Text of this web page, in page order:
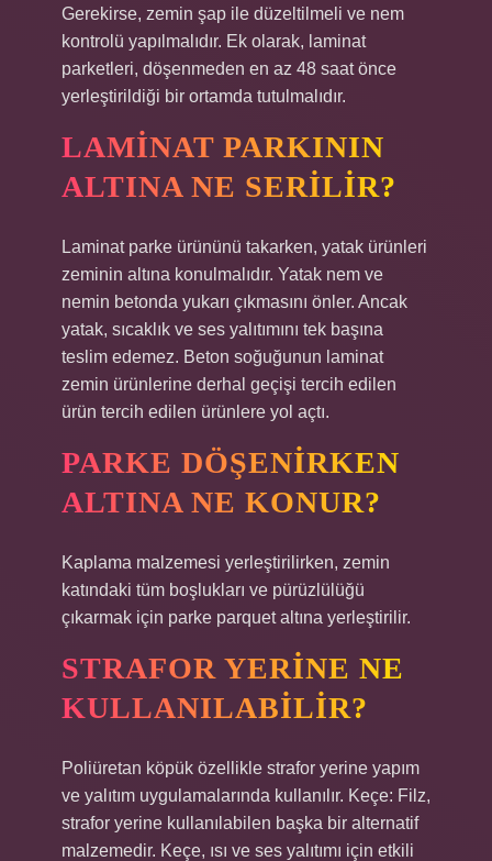
Gerekirse, zemin şap ile düzeltilmeli ve nem
kontrolü yapılmalıdır. Ek olarak, laminat
parketleri, döşenmeden en az 48 saat önce
yerleştirildiği bir ortamda tutulmalıdır.
LAMINAT PARKININ
ALTINA NE SERILIR?
Laminat parke ürününü takarken, yatak ürünleri
zeminin altına konulmalıdır. Yatak nem ve
nemin betonda yukarı çıkmasını önler. Ancak
yatak, sıcaklık ve ses yalıtımını tek başına
teslim edemez. Beton soğuğunun laminat
zemin ürünlerine derhal geçişi tercih edilen
ürün tercih edilen ürünlere yol açtı.
PARKE DÖŞENIRKEN
ALTINA NE KONUR?
Kaplama malzemesi yerleştirilirken, zemin
katındaki tüm boşlukları ve pürüzlülüğü
çıkarmak için parke parquet altına yerleştirilir.
STRAFOR YERINE NE
KULLANILABILIR?
Poliüretan köpük özellikle strafor yerine yapım
ve yalıtım uygulamalarında kullanılır. Keçe: Filz,
strafor yerine kullanılabilen başka bir alternatif
malzemedir. Keçe, ısı ve ses yalıtımı için etkili